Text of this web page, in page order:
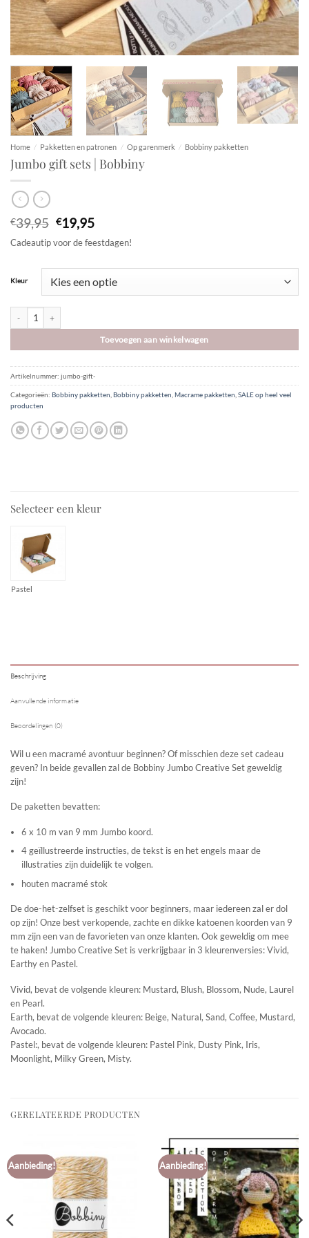
Home / Pakketten en patronen / Op garenmerk / Bobbiny pakketten
Jumbo gift sets | Bobbiny
€39,95 Oorspronkelijke
prijs
was:
€19,95Huidige
is:
Cadeautip voor de feestdagen!
Kleur
Toevoegen aan winkelwagen
Artikelnummer: jumbo-gift-
Categorieën: Bobbiny pakketten Bobbiny pakketten Macrame pakketten SALE op heel veel
producten
Selecteer een kleur
Pastel
Beschrijving
Aanvullende informatie
Beoordelingen (0)
Wil u een macramé avontuur beginnen? Of misschien deze set cadeau
geven? In beide gevallen zal de Bobbiny Jumbo Creative Set geweldig
zijn!
De paketten bevatten:
6 x 10 m van 9 mm Jumbo koord.
4 geïllustreerde instructies, de tekst is en het engels maar de
illustraties zijn duidelijk te volgen.
houten macramé stok
De doe-het-zelfset is geschikt voor beginners, maar iedereen zal er dol
op zijn! Onze best verkopende, zachte en dikke katoenen koorden van 9
mm zijn een van de favorieten van onze klanten. Ook geweldig om mee
te haken! Jumbo Creative Set is verkrijgbaar in 3 kleurenversies: Vivid,
Earthy en Pastel.
Vivid, bevat de volgende kleuren: Mustard, Blush, Blossom, Nude, Laurel
en Pearl.
Earth, bevat de volgende kleuren: Beige, Natural, Sand, Coffee, Mustard,
Avocado.
Pastel:, bevat de volgende kleuren: Pastel Pink, Dusty Pink, Iris,
Moonlight, Milky Green, Misty.
GERELATEERDE PRODUCTEN
Aanbieding! Aanbieding!